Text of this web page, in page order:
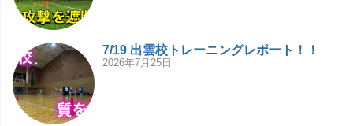
7/19 出雲校トレーニングレポート！！
2026年7月25日